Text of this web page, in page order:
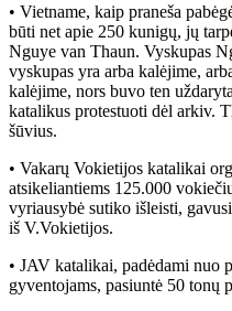
• Vietname, kaip praneša
būti net apie 250 kunigų, jų
Nguye van Thaun. Vyskupas
vyskupas yra arba kalėjime,
kalėjime, nors buvo ten
katalikus protestuoti dėl arkiv.
šūvius.
• Vakarų Vokietijos katalikai
atsikeliantiems 125.000
vyriausybė sutiko išleisti,
iš V.Vokietijos.
• JAV katalikai, padėdami nuo
gyventojams, pasiuntė 50 tonų